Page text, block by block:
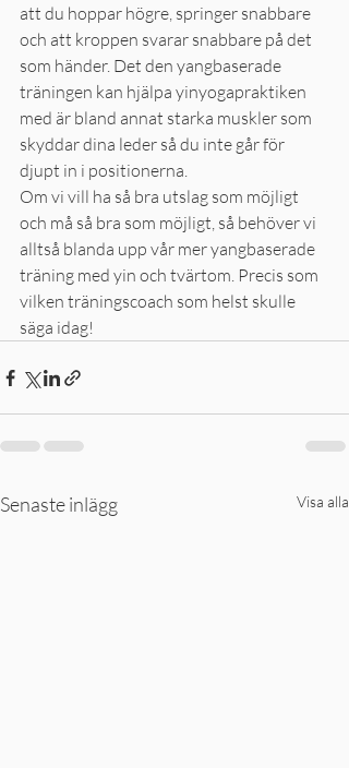
att du hoppar högre, springer snabbare
och att kroppen svarar snabbare på det
som händer. Det den yangbaserade
träningen kan hjälpa yinyogapraktiken
med är bland annat starka muskler som
skyddar dina leder så du inte går för
djupt in i positionerna.
Om vi vill ha så bra utslag som möjligt
och må så bra som möjligt, så behöver vi
alltså blanda upp vår mer yangbaserade
träning med yin och tvärtom. Precis som
vilken träningscoach som helst skulle
säga idag!
Senaste inlägg Visa alla